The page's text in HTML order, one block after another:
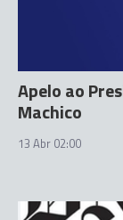
Apelo ao
Machico
13 Abr 02:00